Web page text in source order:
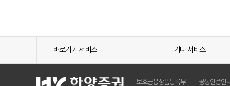
바로가기 서비스 기타 서비스
보호금융상품등록부 공동인증안